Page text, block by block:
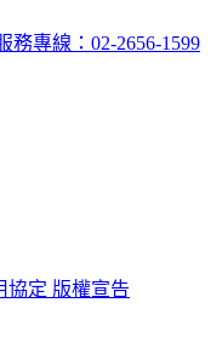
務專線：02-2656-1599
協定 版權宣告